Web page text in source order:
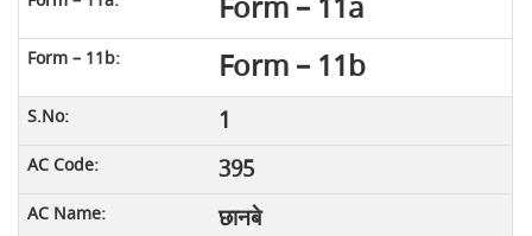
Form – 11a
Form – 11b
1
395
छानबे